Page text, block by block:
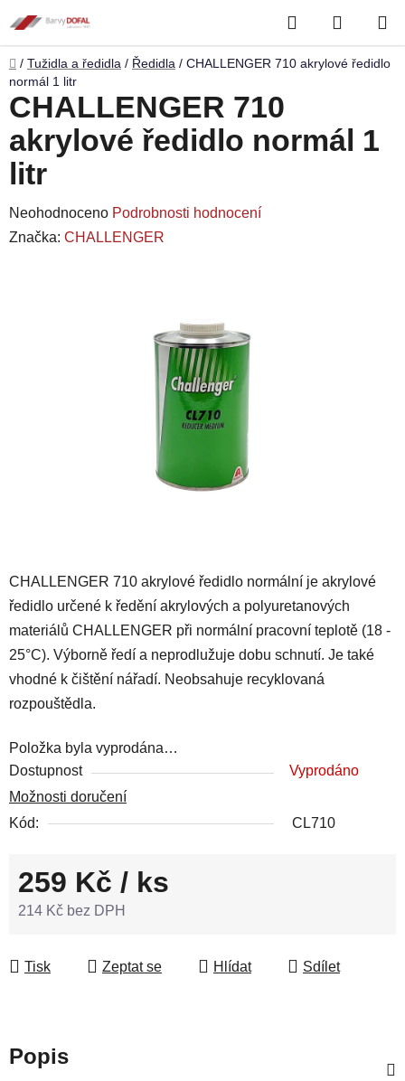
na
obsah
Hledat
KOŠÍK
Domů
/ Tužidla a ředidla / Ředidla / CHALLENGER 710 akrylové ředidlo
normál 1 litr
CHALLENGER 710 akrylové ředidlo normální je akrylové
ředidlo určené k ředění akrylových a polyuretanových
materiálů CHALLENGER při normální pracovní teplotě (18 -
25°C). Výborně ředí a neprodlužuje dobu schnutí. Je také
vhodné k čištění nářadí. Neobsahuje recyklovaná
rozpouštědla.
Položka byla vyprodána…
Dostupnost
Vyprodáno
Možnosti doručení
Kód:
CL710
259 Kč / ks
214 Kč bez DPH
Tisk
Zeptat se Hlídat Sdílet
CHALLENGER 710
akrylové ředidlo normál 1
litr
Průměrné
hodnocení
Neohodnoceno Podrobnosti hodnocení
Značka: CHALLENGER
Popis